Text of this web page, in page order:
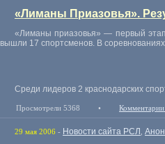
«Лиманы Приазовья».
«Лиманы приазовья» — первый этап
вышли 17 спортсменов. В
Среди лидеров 2 краснодарских
Просмотрели 5368 • Комментарии
29 мая 2006 - Новости сайта РСЛ